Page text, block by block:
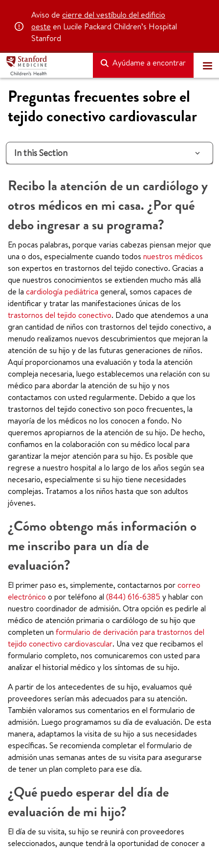
Aviso de cierre del vestíbulo del edificio
oeste en Lucile Packard Children’s Hospital
Stanford
Ayúdame a encontrar
Preguntas frecuentes sobre el
tejido conectivo cardiovascular
In this Section
Recibo la atención de un cardiólogo y
otros médicos en mi casa. ¿Por qué
debo ingresar a su programa?
En pocas palabras, porque varias cabezas piensan mejor que
una o dos, especialmente cuando todos nuestros médicos
son expertos en trastornos del tejido conectivo. Gracias a
que nuestros conocimientos se extienden mucho más allá
de la cardiología pediátrica general, somos capaces de
identificar y tratar las manifestaciones únicas de los
trastornos del tejido conectivo. Dado que atendemos a una
gran cantidad de niños con trastornos del tejido conectivo, a
menudo realizamos nuevos descubrimientos que mejoran la
atención de su hijo y de las futuras generaciones de niños.
Aquí proporcionamos una evaluación y toda la atención
compleja necesaria, luego establecemos una relación con su
médico para abordar la atención de su hijo y nos
contactamos con usted regularmente. Debido a que los
trastornos del tejido conectivo son poco frecuentes, la
mayoría de los médicos no los conocen a fondo. No
queremos apropiarnos de la atención de su hijo. De hecho,
confiamos en la colaboración con su médico local para
garantizar la mejor atención para su hijo. Es posible que
regrese a nuestro hospital a lo largo de los años según sea
necesario, especialmente si su hijo tiene necesidades
complejas. Tratamos a los niños hasta que son adultos
jóvenes.
¿Cómo obtengo más información o
me inscribo para un día de
evaluación?
El primer paso es, simplemente, contactarnos porcorreo
electrónico o por teléfono al (844) 616-6385 y hablar con
nuestro coordinador de admisión. Otra opción es pedirle al
médico de atención primaria o cardiólogo de su hijo que
completen un formulario de derivación para trastornos del
tejido conectivo cardiovascular. Una vez que recibamos el
formulario completo, nos comunicaremos con usted para
analizar el historial médico y los síntomas de su hijo.
A partir de los antecedentes de su hijo, evaluamos qué
proveedores serían más adecuados para su atención.
También valoramos sus comentarios en el formulario de
admisión. Luego programamos su día de evaluación. De esta
manera, adaptamos la visita de su hijo a sus necesidades
específicas. Se recomienda completar el formulario de
admisión unas semanas antes de su visita para asegurarse
de tener un plan completo para ese día.
¿Qué puedo esperar del día de
evaluación de mi hijo?
El día de su visita, su hijo se reunirá con proveedores
seleccionados, aunque tendrá la oportunidad de conocer a